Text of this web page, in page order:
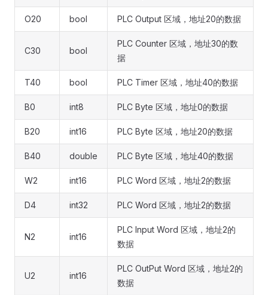
O20 bool PLC Output 区域，地址20的数据
C30 bool
PLC Counter 区域，地址30的数
据
T40 bool PLC Timer 区域，地址40的数据
B0 int8 PLC Byte 区域，地址0的数据
B20 int16 PLC Byte 区域，地址20的数据
B40 double PLC Byte 区域，地址40的数据
W2 int16 PLC Word 区域，地址2的数据
D4 int32 PLC Word 区域，地址2的数据
N2 int16
PLC Input Word 区域，地址2的
数据
U2 int16
PLC OutPut Word 区域，地址2的
数据